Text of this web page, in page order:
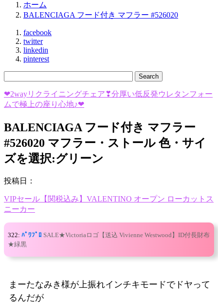
ホーム
BALENCIAGA フード付き マフラー #526020
facebook
twitter
linkedin
pinterest
❤2wayリクライニングチェア❣分厚い低反発ウレタンフォー
ムで極上の座り心地♪❤
BALENCIAGA フード付き マフラー
#526020 マフラー・ストール 色・サイ
ズを選択:グリーン
投稿日：
VIPセール【関税込み】VALENTINO オープン ローカットス
ニーカー
322: ﾊﾟﾜﾌﾟﾛ SALE★Victoriaロゴ【送込 Vivienne Westwood】ID付長財布
★緑黒
まーたなみき様が上振れインチキモードでドヤって
るんだが